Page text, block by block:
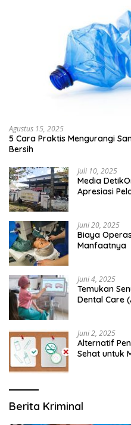
Agustus 15, 2025
5 Cara Praktis Mengurangi
Bersih
Juli 10, 2025
Media
Apresiasi
Juni 20, 2025
Biaya
Manfaatnya
Juni 4, 2025
Temukan
Dental Care
Juni 2, 2025
Alternatif
Sehat untuk
Berita Kriminal